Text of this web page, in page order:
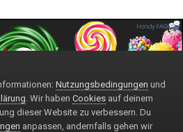
Nutzungsbedingungen und
. Wir haben Cookies auf deinem
dieser Website zu verbessern. Du
anpassen, andernfalls gehen wir